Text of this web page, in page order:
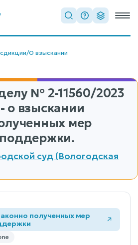
/О взыскании
№ 2-11560/2023
о взыскании
мер
суд (Вологодская
полученных мер